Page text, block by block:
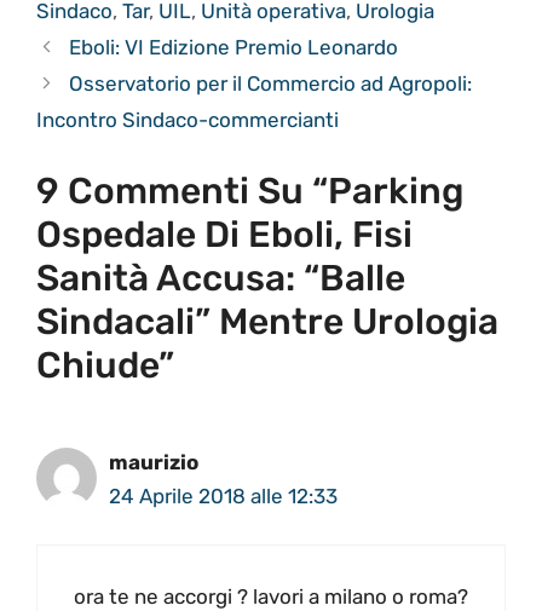
Sindaco, Tar, UIL, Unità operativa, Urologia
Eboli: VI Edizione Premio Leonardo
Osservatorio per il Commercio ad Agropoli:
Incontro Sindaco-commercianti
9 Commenti Su “Parking
Ospedale Di Eboli, Fisi
Sanità Accusa: “Balle
Sindacali” Mentre Urologia
Chiude”
maurizio
24 Aprile 2018 alle 12:33
ora te ne accorgi ? lavori a milano o roma?